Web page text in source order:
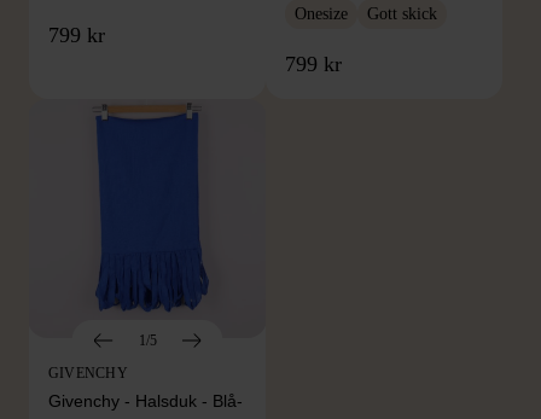
799 kr
Onesize Gott skick
799 kr
1/5
GIVENCHY
Givenchy - Halsduk - Blå-